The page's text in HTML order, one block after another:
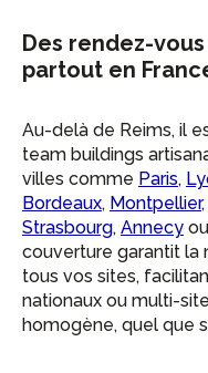
Des rendez-
partout en
Au-delà de Reims, il
team buildings
villes comme Paris,
Bordeaux, Montpellier,
Strasbourg, Annecy ou
couverture garantit la
tous vos sites,
nationaux ou multi-
homogène, quel que